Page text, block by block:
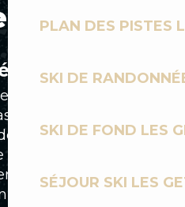
PLAN DES PISTES
SKI DE
SKI DE FOND LES
SÉJOUR SKI LES
l'expert
» : Sur le raidillon de
trop grand !
le buste bas sur le
roue avant ne
VTTAE, c’est le
« Trail » ou